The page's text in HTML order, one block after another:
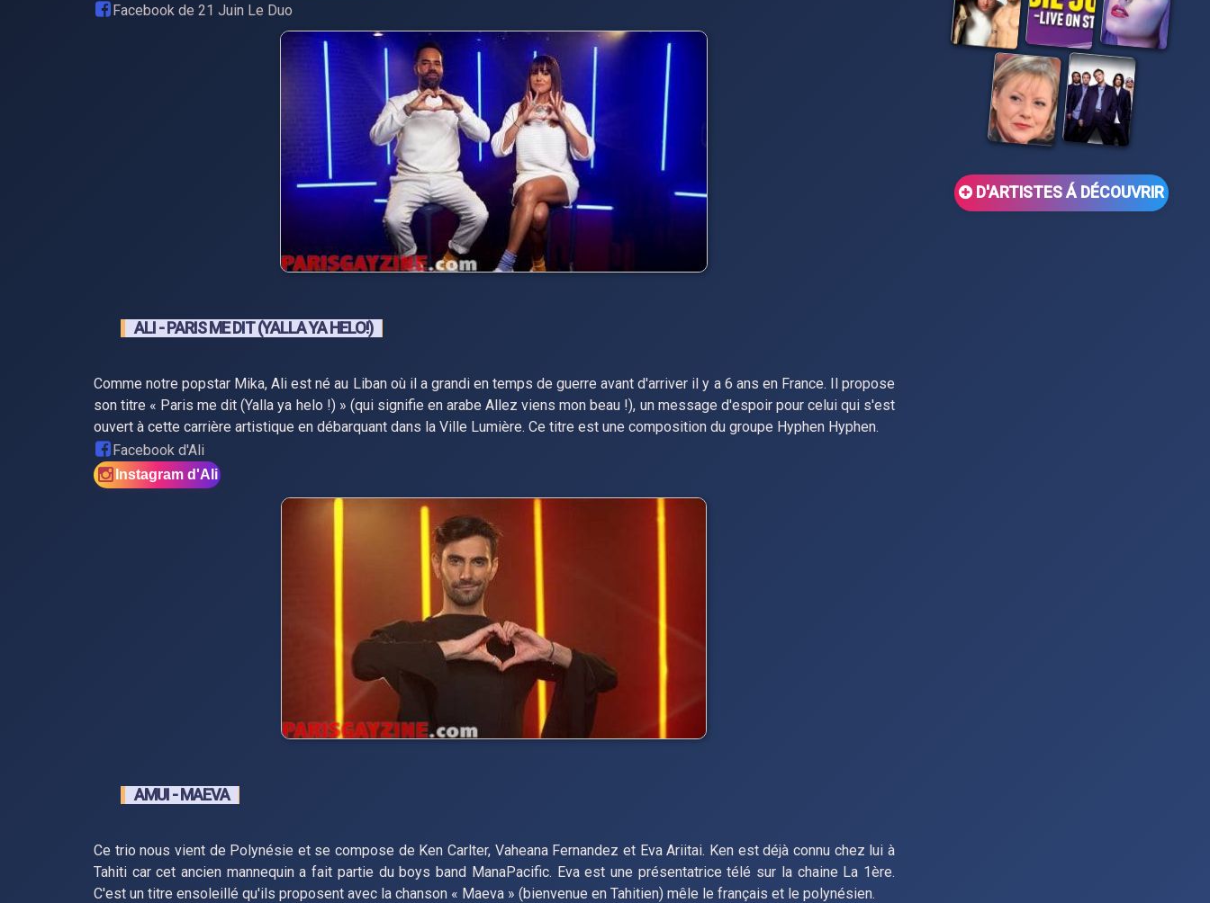
Facebook de 21 Juin Le Duo
ALI - PARIS ME DIT (YALLA YA HELO!)
Comme notre popstar Mika, Ali est né au Liban où il a grandi en temps de guerre avant d'arriver il y a 6 ans en France. Il propose
son titre « Paris me dit (Yalla ya helo !) » (qui signifie en arabe Allez viens mon beau !), un message d'espoir pour celui qui s'est
ouvert à cette carrière artistique en débarquant dans la Ville Lumière. Ce titre est une composition du groupe Hyphen Hyphen.
Facebook d'Ali
Instagram d'Ali
AMUI - MAEVA
Ce trio nous vient de Polynésie et se compose de Ken Carlter, Vaheana Fernandez et Eva Ariitai. Ken est déjà connu chez lui à
Tahiti car cet ancien mannequin a fait partie du boys band ManaPacific. Eva est une présentatrice télé sur la chaine La 1ère.
C'est un titre ensoleillé qu'ils proposent avec la chanson « Maeva » (bienvenue en Tahitien) mêle le français et le polynésien.
D'ARTISTES Á DÉCOUVRIR